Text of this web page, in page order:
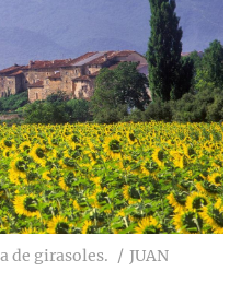
de girasoles.
JUAN